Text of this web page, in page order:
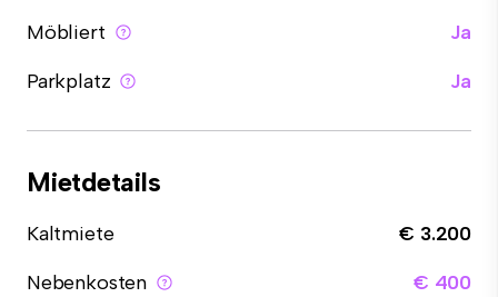
Möbliert
Ja
Parkplatz
Ja
Mietdetails
Kaltmiete
€ 3.200
Nebenkosten
€ 400